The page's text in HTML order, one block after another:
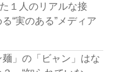
１人のリアルな接
“実のある”メディア
」の「ビャン」はな